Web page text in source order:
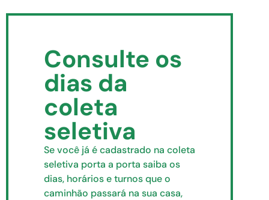
Consulte os
dias da
coleta
seletiva
Se você já é cadastrado na coleta
seletiva porta a porta saiba os
dias, horários e turnos que o
caminhão passará na sua casa,